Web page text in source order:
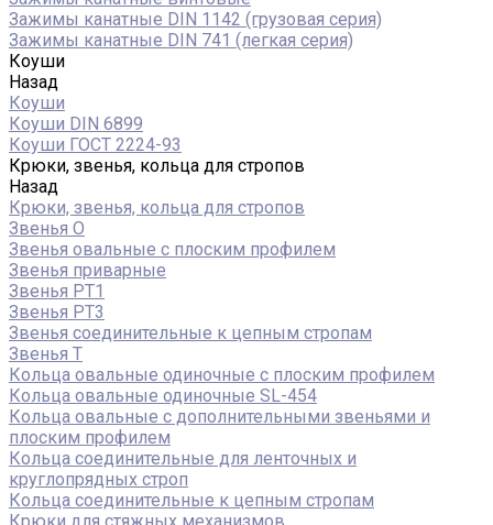
Зажимы канатные DIN 1142 (грузовая серия)
Зажимы канатные DIN 741 (легкая серия)
Коуши
Назад
Коуши
Коуши DIN 6899
Коуши ГОСТ 2224-93
Крюки, звенья, кольца для стропов
Назад
Крюки, звенья, кольца для стропов
Звенья О
Звенья овальные с плоским профилем
Звенья приварные
Звенья РТ1
Звенья РТ3
Звенья соединительные к цепным стропам
Звенья Т
Кольца овальные одиночные c плоским профилем
Кольца овальные одиночные SL-454
Кольца овальные с дополнительными звеньями и
плоским профилем
Кольца соединительные для ленточных и
круглопрядных строп
Кольца соединительные к цепным стропам